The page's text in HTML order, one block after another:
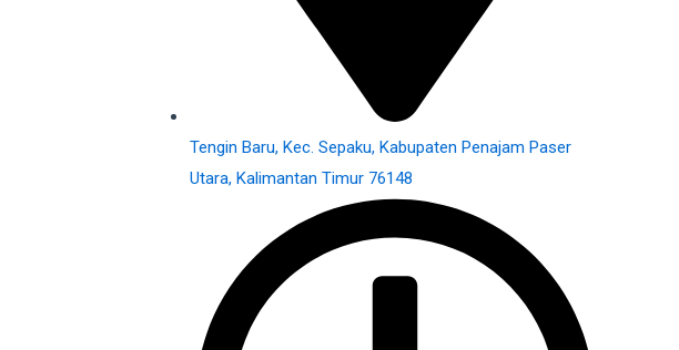
Tengin Baru, Kec. Sepaku, Kabupaten Penajam Paser
Utara, Kalimantan Timur 76148